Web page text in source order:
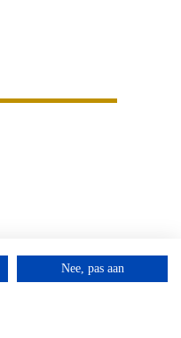
Nee, pas aan